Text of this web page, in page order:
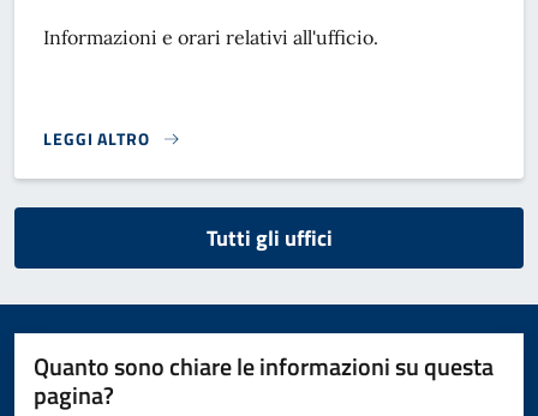
Informazioni e orari relativi all'ufficio.
LEGGI ALTRO
}
Tutti gli uffici
Quanto sono chiare le informazioni su questa
pagina?